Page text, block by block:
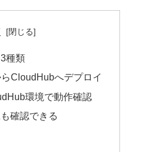
種類
CloudHubへデプロイ
環境で動作確認
確認できる